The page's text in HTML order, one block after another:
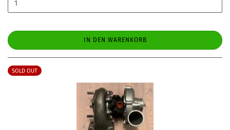
IN DEN WARENKORB
SOLD OUT